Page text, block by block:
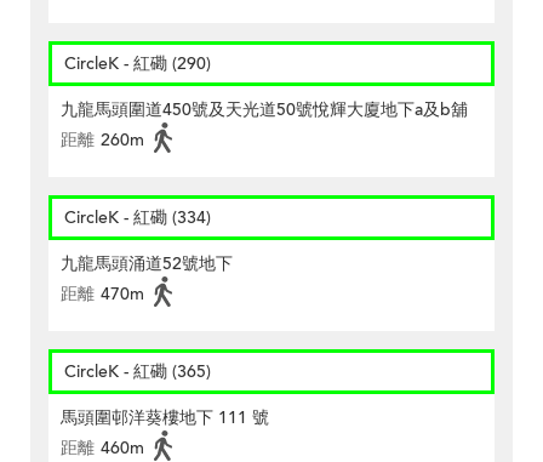
CircleK - 紅磡 (290)
九龍馬頭圍道450號及天光道50號悅輝大廈地下a及b舖
距離 260m
CircleK - 紅磡 (334)
九龍馬頭涌道52號地下
距離 470m
CircleK - 紅磡 (365)
馬頭圍邨洋葵樓地下 111 號
距離 460m